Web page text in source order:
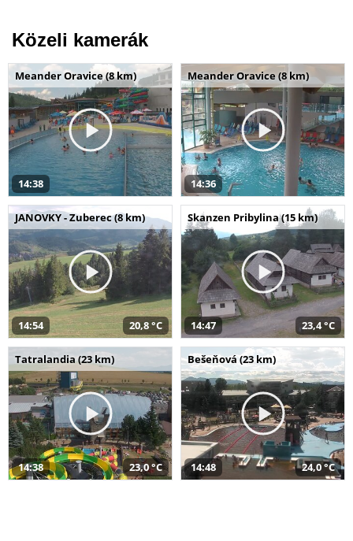
Közeli kamerák
Meander Oravice (8 km)
14:38
Meander Oravice (8 km)
14:36
JANOVKY - Zuberec (8 km)
14:54 20,8 °C
Skanzen Pribylina (15 km)
14:47 23,4 °C
Tatralandia (23 km)
14:38 23,0 °C
Bešeňová (23 km)
14:48 24,0 °C